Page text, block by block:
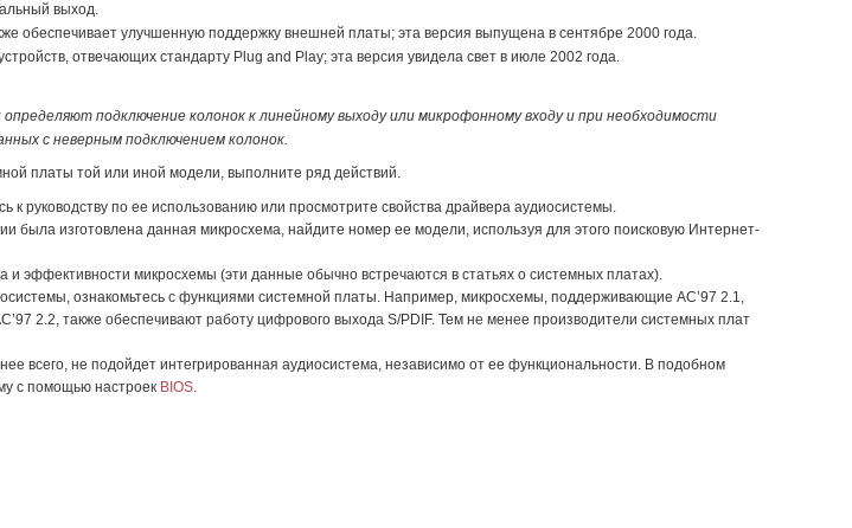
выход.
обеспечивает улучшенную поддержку внешней платы; эта версия выпущена в сентябре 2000 года.
отвечающих стандарту Plug and Play; эта версия увидела свет в июле 2002 года.
подключение колонок к линейному выходу или микрофонному входу и при необходимости
с неверным подключением колонок.
платы той или иной модели, выполните ряд действий.
к руководству по ее использованию или просмотрите свойства драйвера аудиосистемы.
была изготовлена данная микросхема, найдите номер ее модели, используя для этого поисковую Интернет-
эффективности микросхемы (эти данные обычно встречаются в статьях о системных платах).
ознакомьтесь с функциями системной платы. Например, микросхемы, поддерживающие AC’97 2.1,
2.2, также обеспечивают работу цифрового выхода S/PDIF. Тем не менее производители системных плат
всего, не подойдет интегрированная аудиосистема, независимо от ее функциональности. В подобном
с помощью настроек BIOS.